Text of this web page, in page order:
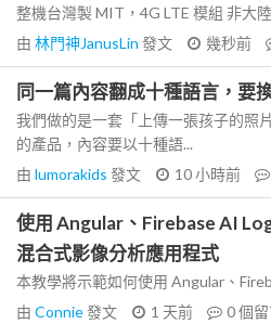
整機台灣製 MIT，4G LTE 模組 非大
由 林門神JanusLin 發文 幾秒前
同一篇內容翻成十種語言，要
我們做的是一套「上傳一張孩子的照
的產品，內容要以十種語...
由 lumorakids 發文 10 小時前
使用 Angular、Firebase AI
混合式影像分析應用程式
本教學將示範如何使用 Angular、
由 Connie發文 1 天前 0個